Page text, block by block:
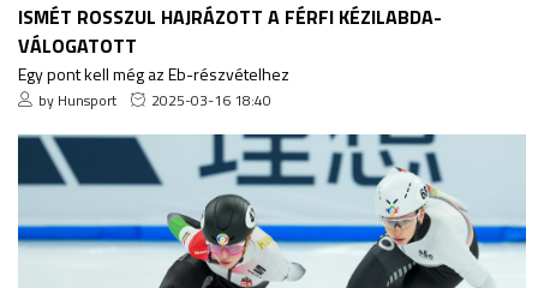
ISMÉT ROSSZUL HAJRÁZOTT A FÉRFI KÉZILABDA-
VÁLOGATOTT
Egy pont kell még az Eb-részvételhez
by Hunsport 2025-03-16 18:40